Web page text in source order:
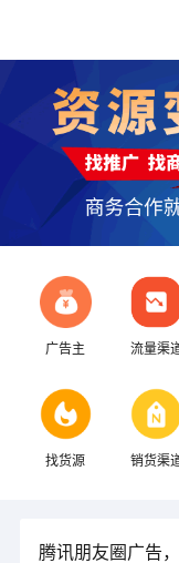
广告主 流量渠
找货源 销货渠
腾讯朋友圈广告